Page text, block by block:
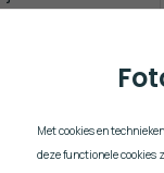
Met cookies en
deze functionele cookies